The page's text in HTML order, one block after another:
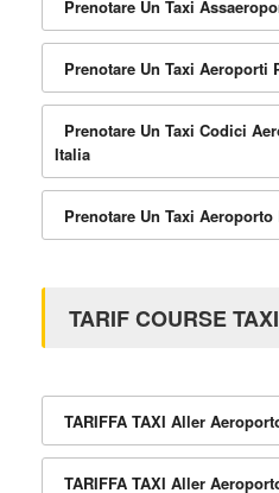
Prenotare Un Taxi
Prenotare Un Taxi Aeroporti
Prenotare Un Taxi Codici
Italia
Prenotare Un Taxi
TARIF COURSE
TARIFFA TAXI Aller
TARIFFA TAXI Aller